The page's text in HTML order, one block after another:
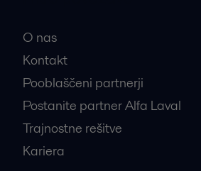
O nas
Kontakt
Pooblaščeni partnerji
Postanite partner Alfa Laval
Trajnostne rešitve
Kariera